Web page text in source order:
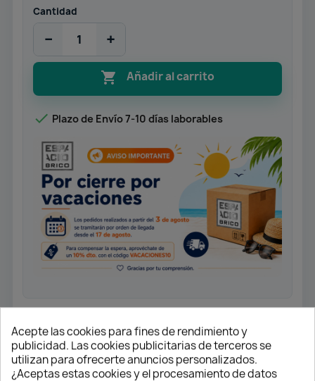
Cantidad
− +
 Añadir al carrito
 Plazo de Envío 7-10 días laborables
Esquinera gemela extraíble NEO
System acabado blanco.
Válido para módulos de 70 y 80 cm de
altura. Si marca altura de 80 cm,
Acepte las cookies para fines de rendimiento y
publicidad. Las cookies publicitarias de terceros se
utilizan para ofrecerte anuncios personalizados.
¿Aceptas estas cookies y el procesamiento de datos